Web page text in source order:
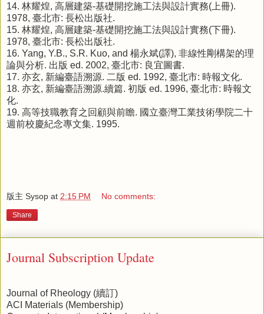
14. 林耀煌, 高層建築-基礎開挖施工法與設計實務(上冊).
1978, 臺北市: 長松出版社.
15. 林耀煌, 高層建築-基礎開挖施工法與設計實務(下冊).
1978, 臺北市: 長松出版社.
16. Yang, Y.B., S.R. Kuo, and 楊永斌(譯), 非線性剛構架的理
論與分析. 出版 ed. 2002, 臺北市: 良宜圖書.
17. 亦玄, 新編臺語溯源. 二版 ed. 1992, 臺北市: 時報文化.
18. 亦玄, 新編臺語溯源.續篇. 初版 ed. 1996, 臺北市: 時報文
化.
19. 高等技職教育之回顧與前瞻. 國立臺灣工業技術學院二十
週前校慶紀念專文集. 1995.
版主 Sysop at 2:15 PM No comments:
Share
Journal Subscription Update
Journal of Rheology (續訂)
ACI Materials (Membership)